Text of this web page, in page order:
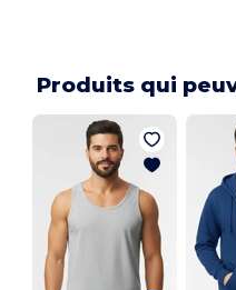
Produits qui